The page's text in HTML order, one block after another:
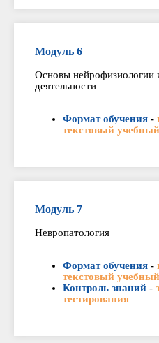
Модуль 6
Основы нейрофизиологии
деятельности
Формат обучения -
текстовый
Модуль 7
Невропатология
Формат обучения -
текстовый
Контроль знаний -
тестирования